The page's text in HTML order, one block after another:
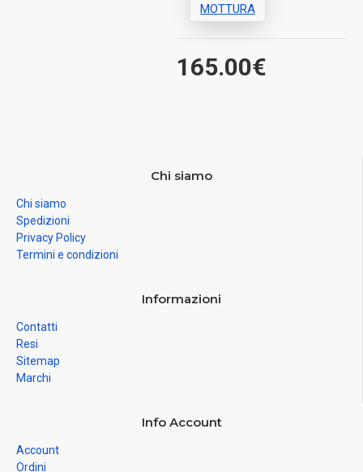
165.00€
MOTTURA
Chi siamo
Chi siamo
Spedizioni
Privacy Policy
Termini e condizioni
Informazioni
Contatti
Resi
Sitemap
Marchi
Info Account
Account
Ordini